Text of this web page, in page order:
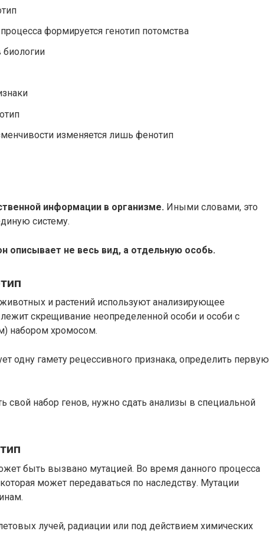
формируется генотип потомства
биологии
изменяется лишь фенотип
информации в организме. Иными словами, это
систему.
описывает не весь вид, а отдельную особь.
и растений используют анализирующее
скрещивание неопределенной особи и особи с
набором хромосом.
одну гамету рецессивного признака, определить первую
свой набор генов, нужно сдать анализы в специальной
быть вызвано мутацией. Во время данного процесса
может передаваться по наследству. Мутации
лучей, радиации или под действием химических